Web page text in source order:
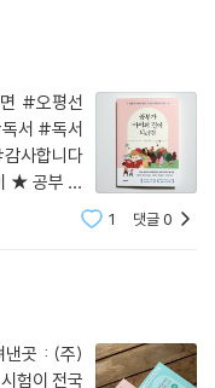
엇보다 아이 인생의 막강
시 사춘기에 방황하는 시
을 적극 활용한 비전 설계
있다. 이 과정에서 무엇
있는 부모의 신뢰였다.
의 ‘공부 신뢰’가 자녀교
#오평선
서 #독서
사합니다
★ 공부 정
아이를 공
제로 힘들
1 댓글0
낸곳 : (주)
험이 전국